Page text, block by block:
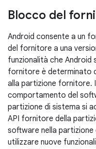
Blocco del
Android consente a un
del fornitore a una
funzionalità che Android
fornitore è determinato
alla partizione fornitore.
comportamento del
partizione di sistema si
API fornitore della
software nella
utilizzare nuove